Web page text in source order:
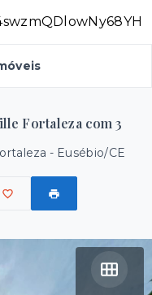
Fortaleza com 3
- Eusébio/CE